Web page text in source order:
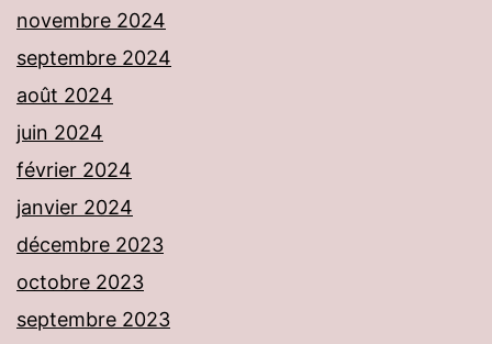
novembre 2024
septembre 2024
août 2024
juin 2024
février 2024
janvier 2024
décembre 2023
octobre 2023
septembre 2023